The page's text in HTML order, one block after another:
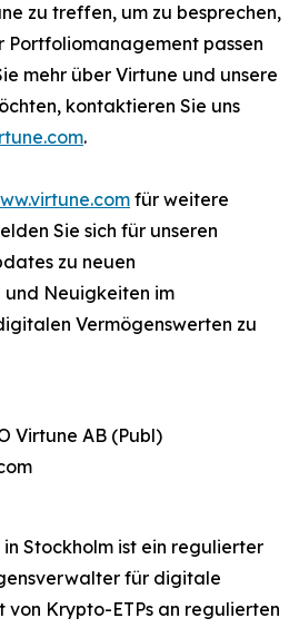
zu treffen, um zu besprechen,
Portfoliomanagement passen
mehr über Virtune und unsere
kontaktieren Sie uns
.
für weitere
Sie sich für unseren
zu neuen
Neuigkeiten im
Vermögenswerten zu
Virtune AB (Publ)
Stockholm ist ein regulierter
für digitale
von Krypto-ETPs an regulierten